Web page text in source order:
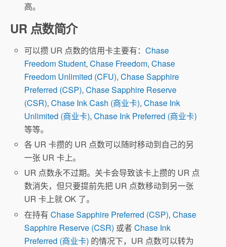
高。
UR 点数简介
可以攒 UR 点数的信用卡主要有：Chase
Freedom Student,Chase Freedom,Chase
Freedom Unlimited (CFU),Chase Sapphire
Preferred (CSP),Chase Sapphire Reserve
(CSR),Chase Ink Cash (商业卡),Chase Ink
Unlimited (商业卡),Chase Ink Preferred (商业卡)
等等。
各 UR 卡攒的 UR 点数可以随时移动到自己的另
一张 UR 卡上。
UR 点数永不过期。关卡会导致该卡上攒的 UR 点
数消失，但只要提前先把 UR 点数移动到另一张
UR 卡上就 OK 了。
在持有Chase Sapphire Preferred (CSP),Chase
Sapphire Reserve (CSR) 或者Chase Ink
Preferred (商业卡) 的情况下，UR 点数可以转为